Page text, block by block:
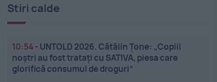
Stiri calde
10:54- UNTOLD 2026. Cătălin Țone: „Copiii
noștri au fost tratați cu SATIVA, piesa care
glorifică consumul de droguri”